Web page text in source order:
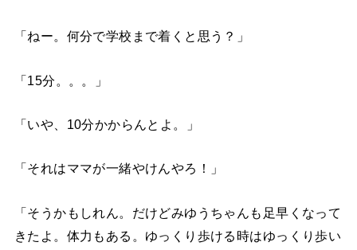
「ねー。何分で学校まで着くと思う？」
「15分。。。」
「いや、10分かからんとよ。」
「それはママが一緒やけんやろ！」
「そうかもしれん。だけどみゆうちゃんも足早くなって
きたよ。体力もある。ゆっくり歩ける時はゆっくり歩い